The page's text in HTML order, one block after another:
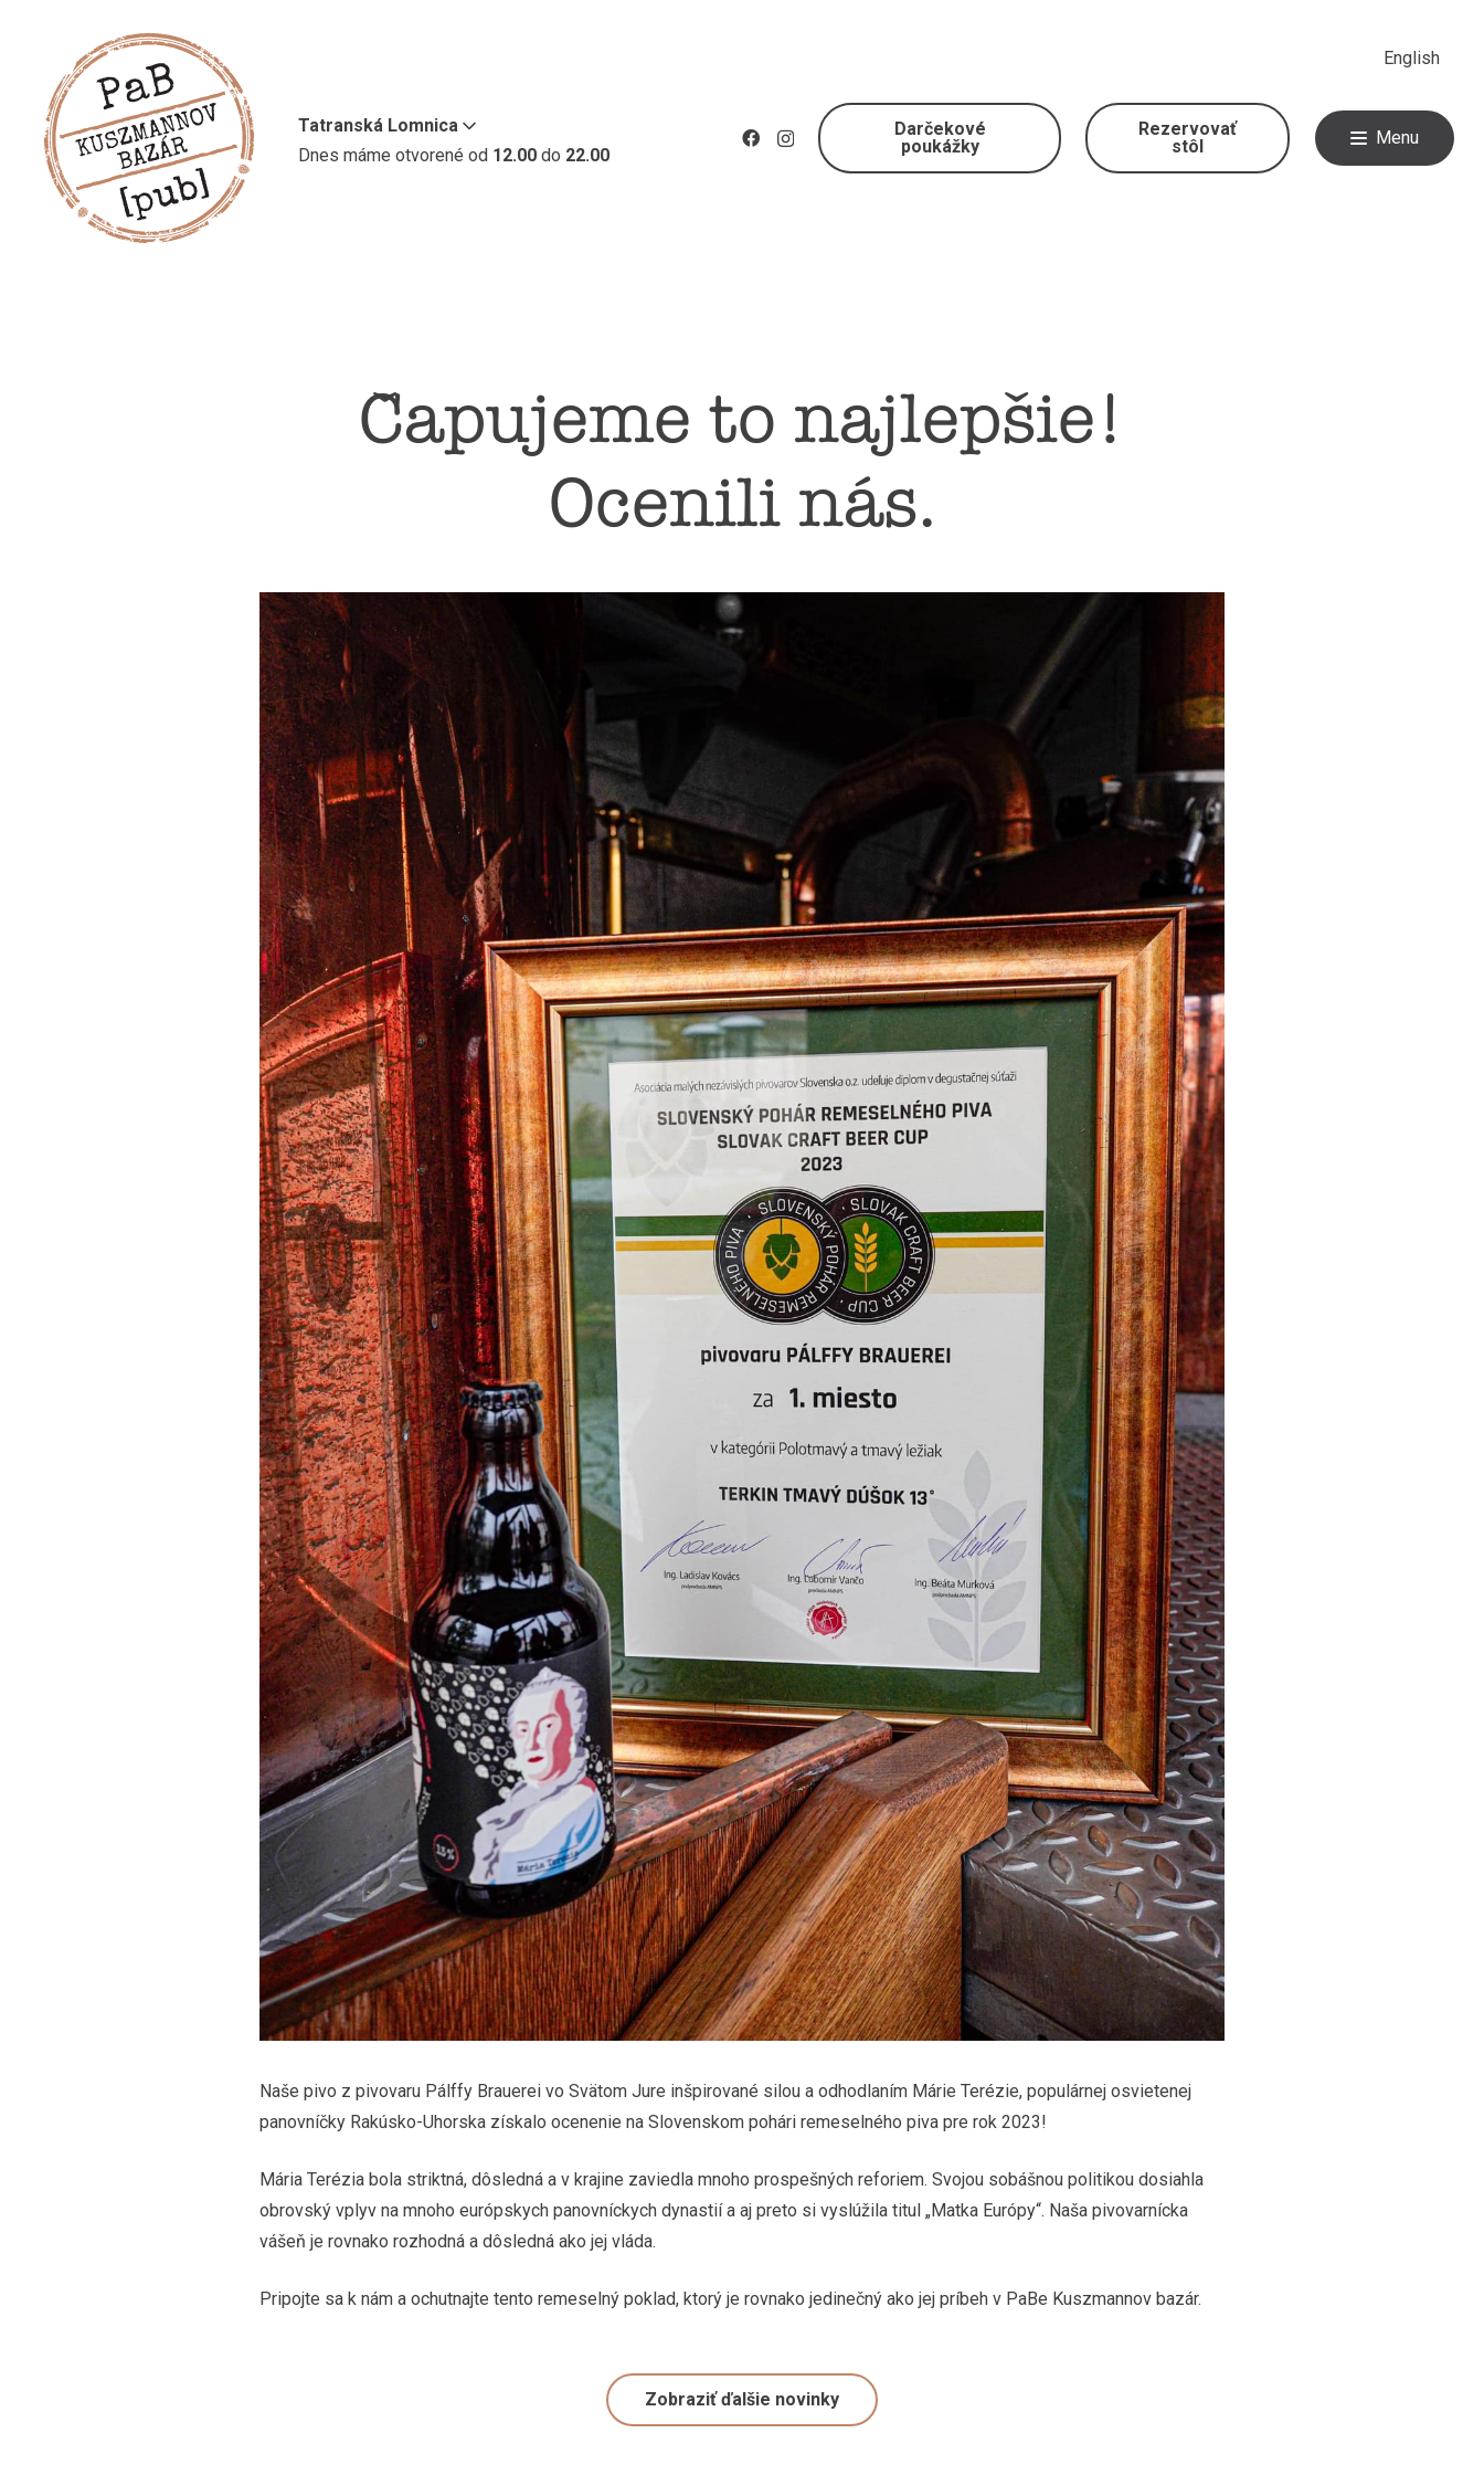
Tatranská Lomnica
Dnes máme otvorené od 12.00 do 22.00
English
Darčekové
poukážky
Rezervovať
stôl
Menu
Čapujeme to najlepšie!
Ocenili nás.
Naše pivo z pivovaru Pálffy Brauerei vo Svätom Jure inšpirované silou a odhodlaním Márie Terézie, populárnej osvietenej
panovníčky Rakúsko-Uhorska získalo ocenenie na Slovenskom pohári remeselného piva pre rok 2023!
Mária Terézia bola striktná, dôsledná a v krajine zaviedla mnoho prospešných reforiem. Svojou sobášnou politikou dosiahla
obrovský vplyv na mnoho európskych panovníckych dynastií a aj preto si vyslúžila titul „Matka Európy“. Naša pivovarnícka
vášeň je rovnako rozhodná a dôsledná ako jej vláda.
Pripojte sa k nám a ochutnajte tento remeselný poklad, ktorý je rovnako jedinečný ako jej príbeh v PaBe Kuszmannov bazár.
Zobraziť ďalšie novinky